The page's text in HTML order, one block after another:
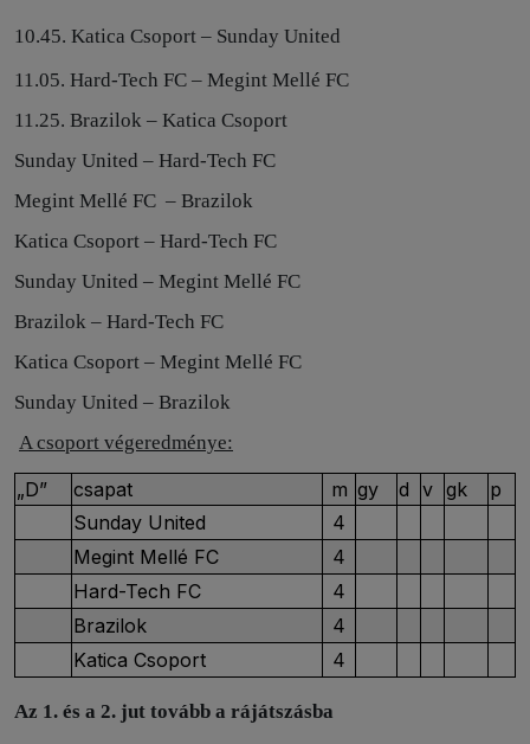
10.45. Katica Csoport – Sunday United
11.05. Hard-Tech FC – Megint Mellé FC
11.25. Brazilok – Katica Csoport
Sunday United – Hard-Tech FC
Megint Mellé FC – Brazilok
Katica Csoport – Hard-Tech FC
Sunday United – Megint Mellé FC
Brazilok – Hard-Tech FC
Katica Csoport – Megint Mellé FC
Sunday United – Brazilok
A csoport végeredménye:
„D” csapat m gy d v gk
p
Sunday United
4
Megint Mellé FC
4
Hard-Tech FC
4
Brazilok
4
Katica Csoport
4
Az 1. és a 2. jut tovább a rájátszásba